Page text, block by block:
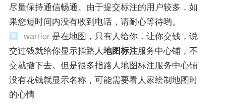
尽量保持通信畅通。由于提交标注的用户较多，如
果您短时间内没有收到电话，请耐心等待哟。
warrior 是在地图，只有人给你，让你交钱，说
交过钱就给你显示指路人地图标注服务中心铺，不
交就撤下去。但是很多指路人地图标注服务中心铺
没有花钱就显示名称，可能需要看人家绘制地图时
的心情